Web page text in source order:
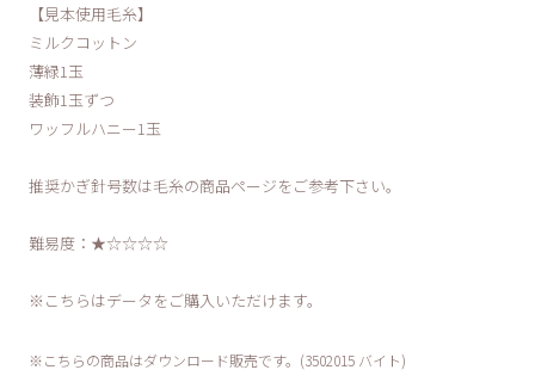
【見本使用毛糸】
ミルクコットン
薄緑1玉
装飾1玉ずつ
ワッフルハニー1玉
推奨かぎ針号数は毛糸の商品ページをご参考下さい。
難易度：★☆☆☆☆
※こちらはデータをご購入いただけます。
※こちらの商品はダウンロード販売です。(3502015 バイト)